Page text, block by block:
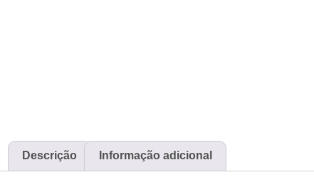
Descrição Informação adicional